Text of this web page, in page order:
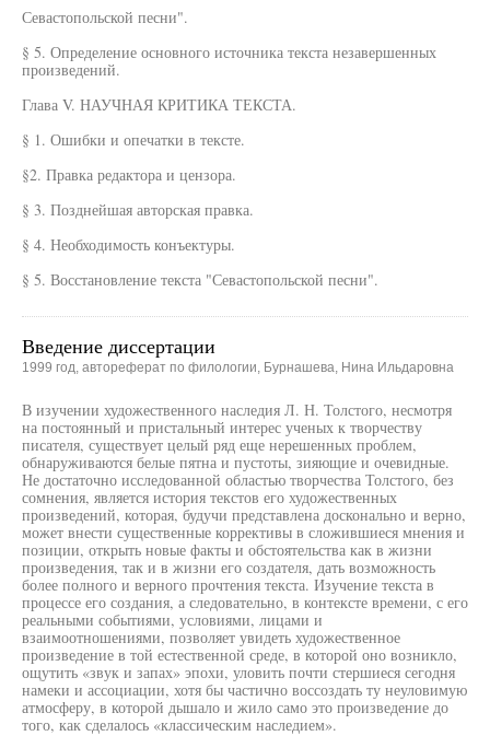
Севастопольской песни".
§ 5. Определение основного источника текста незавершенных
произведений.
Глава V. НАУЧНАЯ КРИТИКА ТЕКСТА.
§ 1. Ошибки и опечатки в тексте.
§2. Правка редактора и цензора.
§ 3. Позднейшая авторская правка.
§ 4. Необходимость конъектуры.
§ 5. Восстановление текста "Севастопольской песни".
Введение диссертации
1999 год, автореферат по филологии, Бурнашева, Нина Ильдаровна
В изучении художественного наследия Л. Н. Толстого, несмотря
на постоянный и пристальный интерес ученых к творчеству
писателя, существует целый ряд еще нерешенных проблем,
обнаруживаются белые пятна и пустоты, зияющие и очевидные.
Не достаточно исследованной областью творчества Толстого, без
сомнения, является история текстов его художественных
произведений, которая, будучи представлена досконально и верно,
может внести существенные коррективы в сложившиеся мнения и
позиции, открыть новые факты и обстоятельства как в жизни
произведения, так и в жизни его создателя, дать возможность
более полного и верного прочтения текста. Изучение текста в
процессе его создания, а следовательно, в контексте времени, с его
реальными событиями, условиями, лицами и
взаимоотношениями, позволяет увидеть художественное
произведение в той естественной среде, в которой оно возникло,
ощутить «звук и запах» эпохи, уловить почти стершиеся сегодня
намеки и ассоциации, хотя бы частично воссоздать ту неуловимую
атмосферу, в которой дышало и жило само это произведение до
того, как сделалось «классическим наследием».